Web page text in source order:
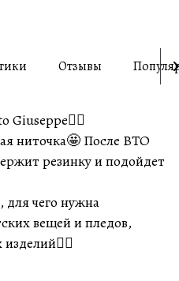
Отзывы
Giuseppe👍🏼
ниточка🤩 После ВТО
резинку и подойдет
для чего нужна
вещей и пледов,